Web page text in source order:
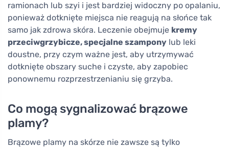
ramionach lub szyi i jest bardziej widoczny po opalaniu,
ponieważ dotknięte miejsca nie reagują na słońce tak
samo jak zdrowa skóra. Leczenie obejmuje kremy
przeciwgrzybicze, specjalne szampony lub leki
doustne, przy czym ważne jest, aby utrzymywać
dotknięte obszary suche i czyste, aby zapobiec
ponownemu rozprzestrzenianiu się grzyba.
Co mogą sygnalizować brązowe
plamy?
Brązowe plamy na skórze nie zawsze są tylko